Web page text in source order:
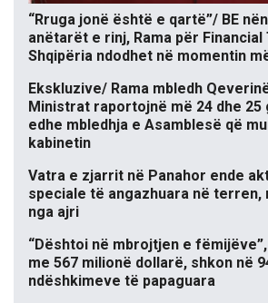
“Rruga jonë është e qartë”/ BE
anëtarët e rinj, Rama për Financial
Shqipëria ndodhet në momentin
Ekskluzive/ Rama mbledh
Ministrat raportojnë më 24 dhe
edhe mbledhja e Asamblesë që
kabinetin
Vatra e zjarrit në Panahor ende
speciale të angazhuara në terren,
nga ajri
“Dështoi në mbrojtjen e
me 567 milionë dollarë, shkon në
ndëshkimeve të papaguara